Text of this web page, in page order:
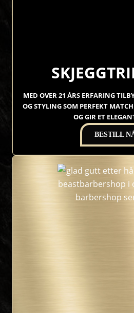
MED OVER 21 ÅRS ERFARING
OG STYLING SOM PERFEKT
OG GIR ET
BESTILL